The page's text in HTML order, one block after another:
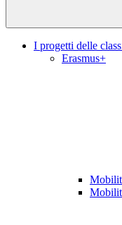
I progetti delle
Erasmus+